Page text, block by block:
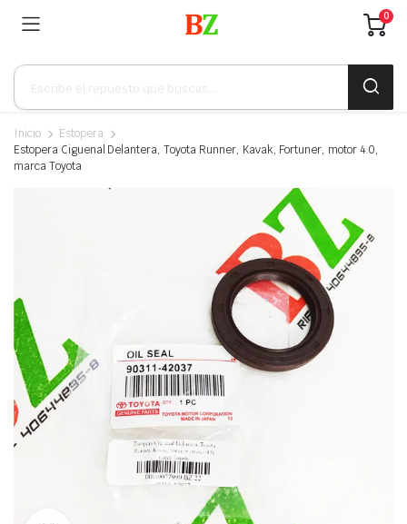
0
Búsqueda
productos
Inicio
Estopera
Estopera Ciguenal Delantera, Toyota Runner, Kavak, Fortuner, motor 4.0,
marca Toyota